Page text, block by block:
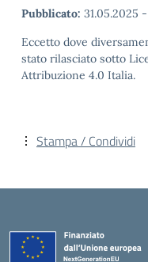
Pubblicato: 31.05.2025 -
Eccetto dove
stato rilasciato sotto
Attribuzione 4.0 Italia.
Stampa / Condividi